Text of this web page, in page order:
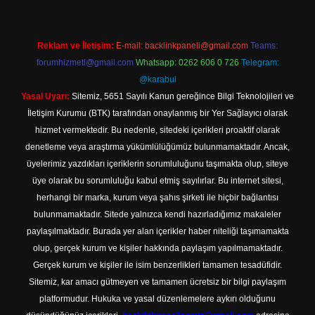
Reklam ve İletişim: E-mail: backlinkpaneli@gmail.com Teams:
forumhizmeti@gmail.com Whatsapp: 0262 606 0 726 Telegram:
@karabul
Yasal Uyarı: Sitemiz, 5651 Sayılı Kanun gereğince Bilgi Teknolojileri ve
İletişim Kurumu (BTK) tarafından onaylanmış bir Yer Sağlayıcı olarak
hizmet vermektedir. Bu nedenle, sitedeki içerikleri proaktif olarak
denetleme veya araştırma yükümlülüğümüz bulunmamaktadır. Ancak,
üyelerimiz yazdıkları içeriklerin sorumluluğunu taşımakta olup, siteye
üye olarak bu sorumluluğu kabul etmiş sayılırlar. Bu internet sitesi,
herhangi bir marka, kurum veya şahıs şirketi ile hiçbir bağlantısı
bulunmamaktadır. Sitede yalnızca kendi hazırladığımız makaleler
paylaşılmaktadır. Burada yer alan içerikler haber niteliği taşımamakta
olup, gerçek kurum ve kişiler hakkında paylaşım yapılmamaktadır.
Gerçek kurum ve kişiler ile isim benzerlikleri tamamen tesadüfidir.
Sitemiz, kar amacı gütmeyen ve tamamen ücretsiz bir bilgi paylaşım
platformudur. Hukuka ve yasal düzenlemelere aykırı olduğunu